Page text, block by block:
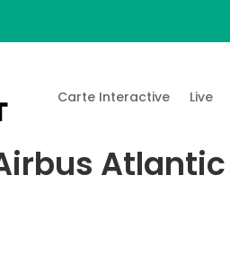
Carte Interactive Live